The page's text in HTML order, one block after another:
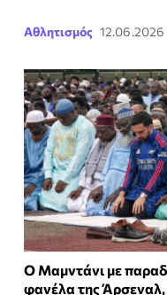
Αθλητισμός 12.06.2026
Ο Μαμντάνι με
φανέλα της Άρσεναλ,